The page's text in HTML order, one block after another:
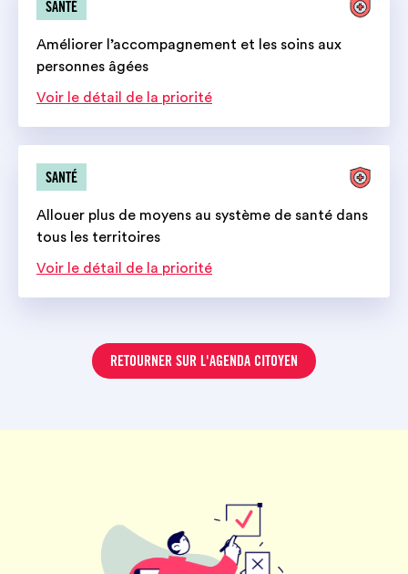
SANTÉ
Améliorer l’accompagnement et les soins aux
personnes âgées
Voir le détail de la priorité
SANTÉ
Allouer plus de moyens au système de santé dans
tous les territoires
Voir le détail de la priorité
RETOURNER SUR L'AGENDA CITOYEN